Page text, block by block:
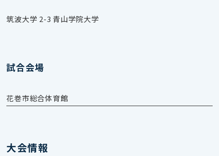
筑波大学 2-3 青山学院大学
試合会場
花巻市総合体育館
大会情報